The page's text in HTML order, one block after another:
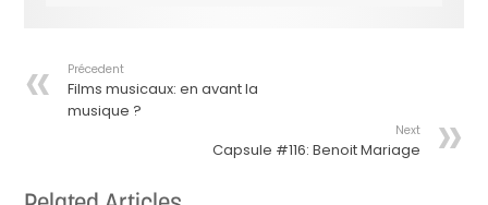
Précedent
Films musicaux: en avant la
musique ?
Next
Capsule #116: Benoit Mariage